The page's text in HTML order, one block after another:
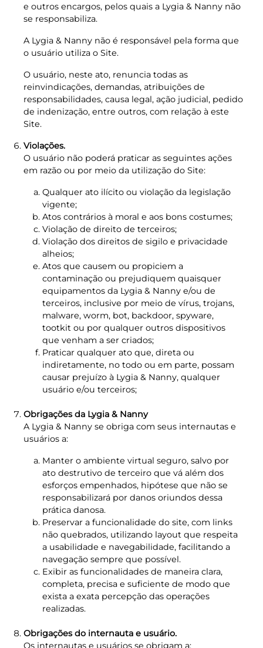
e outros encargos, pelos quais a Lygia & Nanny não
se responsabiliza.
A Lygia & Nanny não é responsável pela forma que
o usuário utiliza o Site.
O usuário, neste ato, renuncia todas as
reinvindicações, demandas, atribuições de
responsabilidades, causa legal, ação judicial, pedido
de indenização, entre outros, com relação à este
Site.
Violações.
O usuário não poderá praticar as seguintes ações
em razão ou por meio da utilização do Site:
Qualquer ato ilícito ou violação da legislação
vigente;
Atos contrários à moral e aos bons costumes;
Violação de direito de terceiros;
Violação dos direitos de sigilo e privacidade
alheios;
Atos que causem ou propiciem a
contaminação ou prejudiquem quaisquer
equipamentos da Lygia & Nanny e/ou de
terceiros, inclusive por meio de vírus, trojans,
malware, worm, bot, backdoor, spyware,
tootkit ou por qualquer outros dispositivos
que venham a ser criados;
Praticar qualquer ato que, direta ou
indiretamente, no todo ou em parte, possam
causar prejuízo à Lygia & Nanny, qualquer
usuário e/ou terceiros;
Obrigações da Lygia & Nanny
A Lygia & Nanny se obriga com seus internautas e
usuários a:
Manter o ambiente virtual seguro, salvo por
ato destrutivo de terceiro que vá além dos
esforços empenhados, hipótese que não se
responsabilizará por danos oriundos dessa
prática danosa.
Preservar a funcionalidade do site, com links
não quebrados, utilizando layout que respeita
a usabilidade e navegabilidade, facilitando a
navegação sempre que possível.
Exibir as funcionalidades de maneira clara,
completa, precisa e suficiente de modo que
exista a exata percepção das operações
realizadas.
Obrigações do internauta e usuário.
Os internautas e usuários se obrigam a: